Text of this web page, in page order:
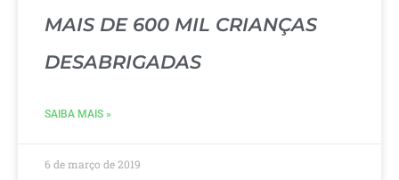
MAIS DE 600 MIL CRIANÇAS
DESABRIGADAS
SAIBA MAIS »
6 de março de 2019